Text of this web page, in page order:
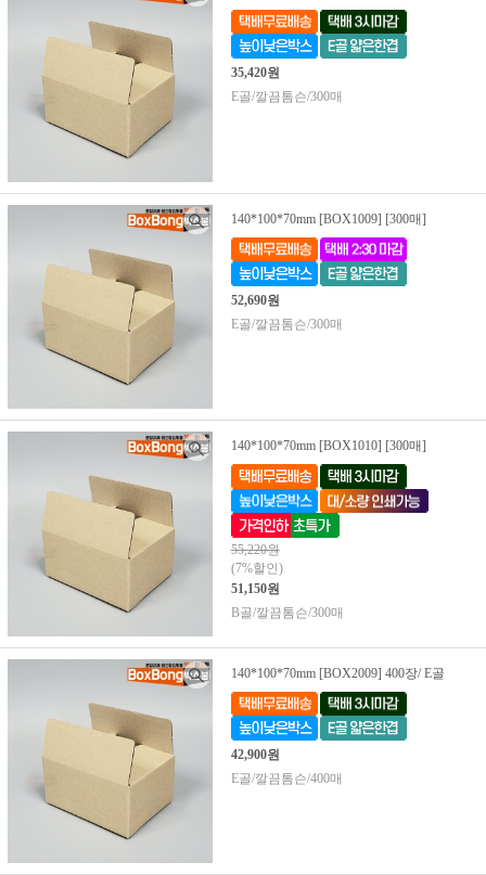
35,420원
E골/깔끔톰슨/300매
140*100*70mm [BOX1009] [300매]
52,690원
E골/깔끔톰슨/300매
140*100*70mm [BOX1010] [300매]
55,220원
(7%할인)
51,150원
B골/깔끔톰슨/300매
140*100*70mm [BOX2009] 400장/ E골
42,900원
E골/깔끔톰슨/400매